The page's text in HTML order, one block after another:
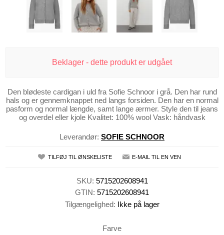
Beklager - dette produkt er udgået
Den blødeste cardigan i uld fra Sofie Schnoor i grå. Den har rund
hals og er gennemknappet ned langs forsiden. Den har en normal
pasform og normal længde, samt lange ærmer. Style den til jeans
og overdel eller kjole Kvalitet: 100% wool Vask: håndvask
Leverandør: SOFIE SCHNOOR
TILFØJ TIL ØNSKELISTE E-MAIL TIL EN VEN
SKU: 5715202608941
GTIN: 5715202608941
Tilgængelighed: Ikke på lager
Farve